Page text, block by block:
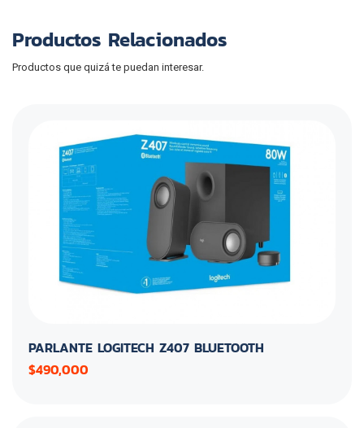
Productos Relacionados
Productos que quizá te puedan interesar.
PARLANTE LOGITECH Z407 BLUETOOTH
$490,000